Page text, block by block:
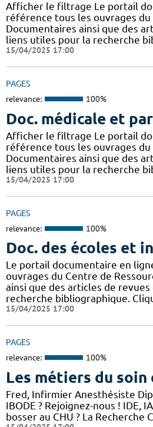
Afficher le filtrage Le portail
référence tous les ouvrages du
Documentaires ainsi que des
liens utiles pour la recherche
15/04/2025 17:00
PAGES
relevance: 100%
Doc. médicale et
Afficher le filtrage Le portail
référence tous les ouvrages du
Documentaires ainsi que des
liens utiles pour la recherche
15/04/2025 17:00
PAGES
relevance: 100%
Doc. des écoles et
Le portail documentaire en
ouvrages du Centre de
ainsi que des articles de
recherche bibliographique.
15/04/2025 17:00
PAGES
relevance: 100%
Les métiers du soin
Fred, Infirmier Anesthésiste
IBODE ? Rejoignez-nous ! IDE,
bosser au CHU ? La Recherche